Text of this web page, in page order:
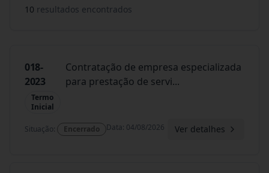
10 resultados encontrados
018-
2023
Termo
Inicial
Contratação de empresa especializada
para prestação de servi...
Situação: Encerrado Data: 04/08/2026 Ver detalhes